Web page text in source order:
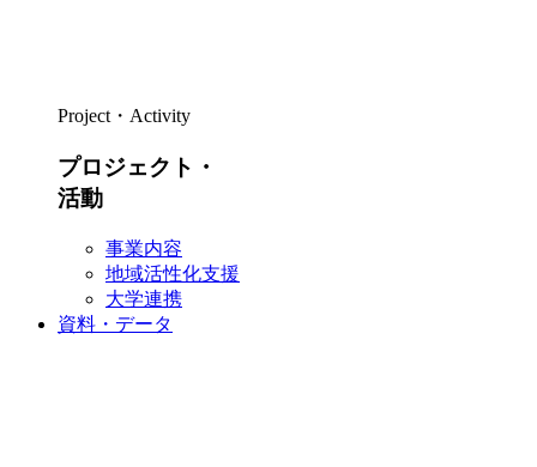
Project・Activity
プロジェクト・
活動
事業内容
地域活性化支援
大学連携
資料・データ